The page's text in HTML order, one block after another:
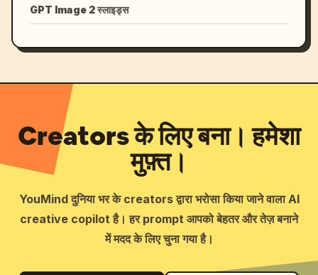
GPT Image 2 स्लाइड्स
Creators के लिए बना। हमेशा
मुफ़्त।
YouMind दुनिया भर के creators द्वारा भरोसा किया जाने वाला AI
creative copilot है। हर prompt आपको बेहतर और तेज़ बनाने
में मदद के लिए चुना गया है।